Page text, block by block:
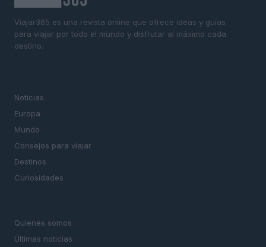
Viajar365 es una revista online que ofrece ideas y guías
para viajar por todo el mundo y disfrutar al máximo cada
destino.
Noticias
Europa
Mundo
Consejos para viajar
Destinos
Curiosidades
Quienes somos
Últimas noticias